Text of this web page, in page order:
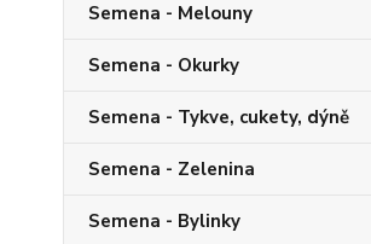
Semena - Melouny
Semena - Okurky
Semena - Tykve, cukety, dýně
Semena - Zelenina
Semena - Bylinky